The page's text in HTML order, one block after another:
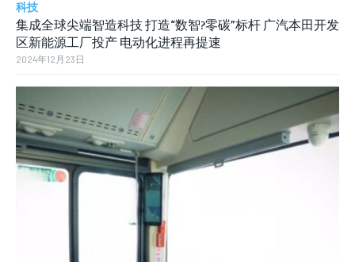
科技
集成全球尖端智造科技 打造“数智?零碳”标杆 广汽本田开发
区新能源工厂投产 电动化进程再提速
2024年12月23日